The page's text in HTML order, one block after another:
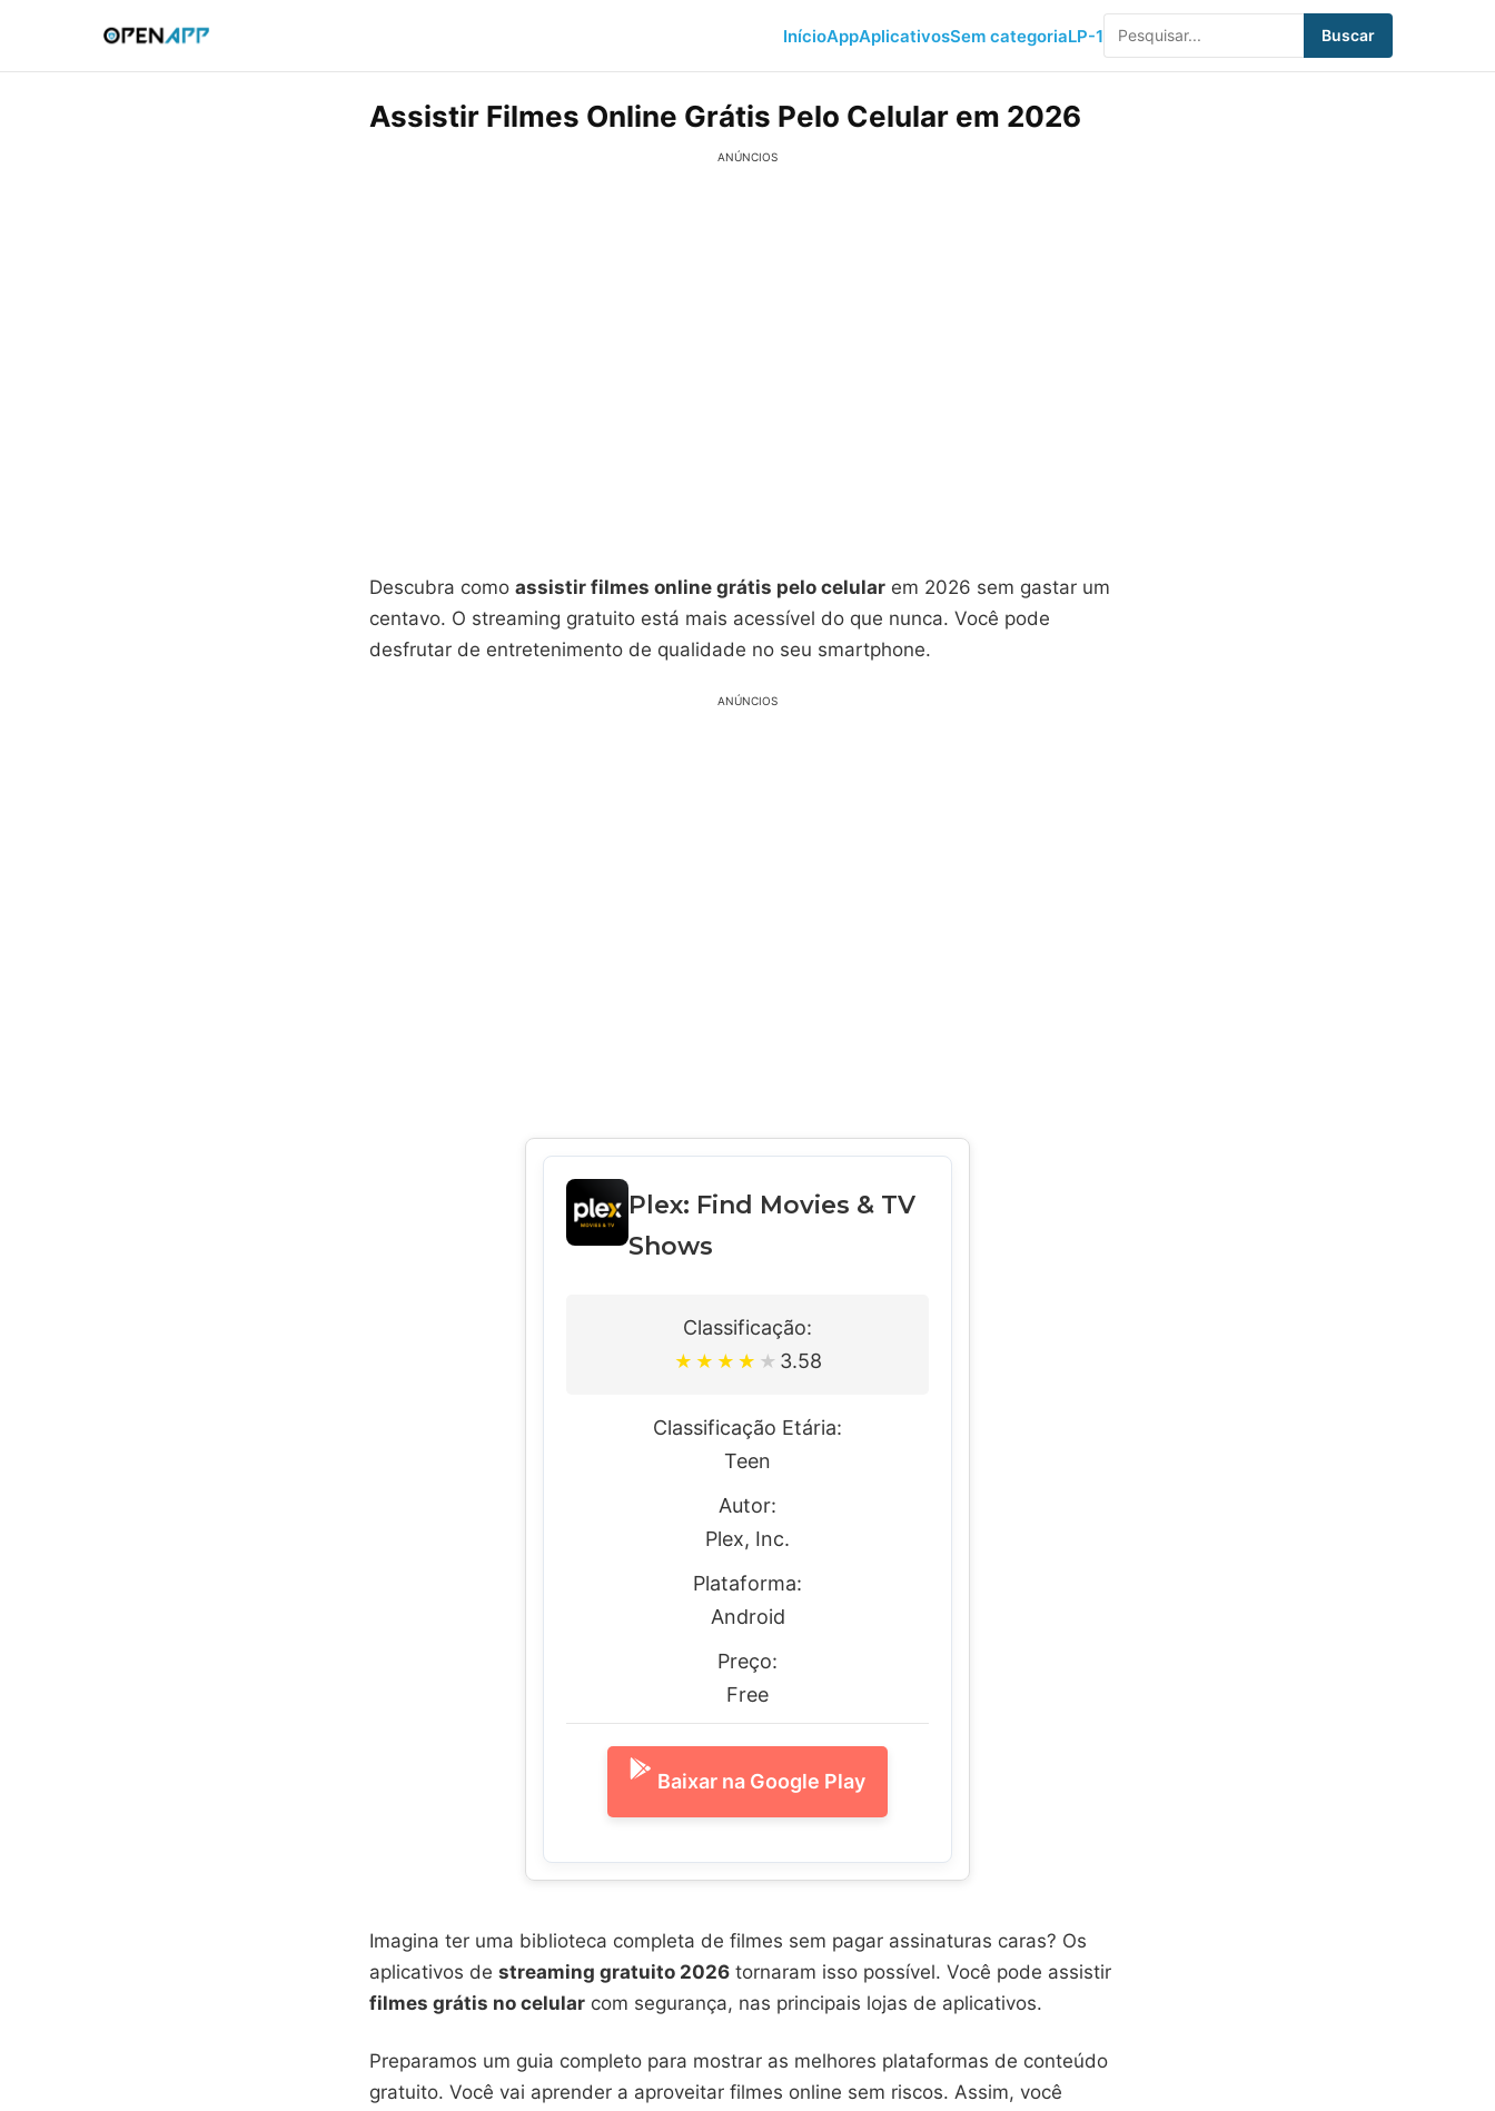
InícioAppAplicativosSem categoriaLP-1 Buscar
Assistir Filmes Online Grátis Pelo Celular em 2026
ANÚNCIOS
Descubra como assistir filmes online grátis pelo celular em 2026 sem gastar um
centavo. O streaming gratuito está mais acessível do que nunca. Você pode
desfrutar de entretenimento de qualidade no seu smartphone.
ANÚNCIOS
Plex: Find Movies & TV
Shows
Classificação:
★ ★ ★ ★ ★ 3.58
Classificação Etária:
Teen
Autor:
Plex, Inc.
Plataforma:
Android
Preço:
Free
Baixar na Google Play
Imagina ter uma biblioteca completa de filmes sem pagar assinaturas caras? Os
aplicativos de streaming gratuito 2026 tornaram isso possível. Você pode assistir
filmes grátis no celular com segurança, nas principais lojas de aplicativos.
Preparamos um guia completo para mostrar as melhores plataformas de conteúdo
gratuito. Você vai aprender a aproveitar filmes online sem riscos. Assim, você